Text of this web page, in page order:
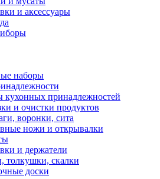
и аксессуары
наборы
кухонных принадлежностей
и очистки продуктов
воронки, сита
ножи и открывалки
и держатели
толкушки, скалки
доски